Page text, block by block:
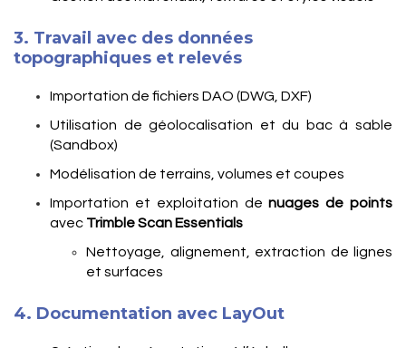
3. Travail avec des données
topographiques et relevés
Importation de fichiers DAO (DWG, DXF)
Utilisation de géolocalisation et du bac à sable
(Sandbox)
Modélisation de terrains, volumes et coupes
Importation et exploitation denuages de points
avec Trimble Scan Essentials
Nettoyage, alignement, extraction de lignes
et surfaces
4. Documentation avec LayOut